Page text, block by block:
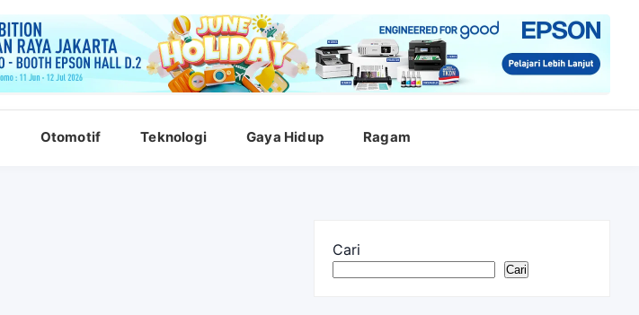
Otomotif Teknologi Gaya Hidup Ragam
Cari
Cari